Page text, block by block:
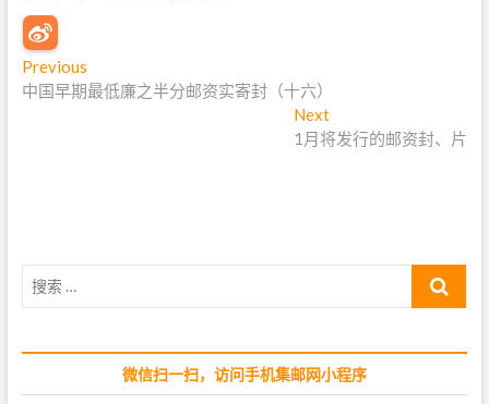
文
章
Previous
r
s
:
中国早期最低廉之半分邮资实寄封（十六）
Next
e
:
1月将发行的邮资封、片
微信扫一扫，访问手机集邮网小程序